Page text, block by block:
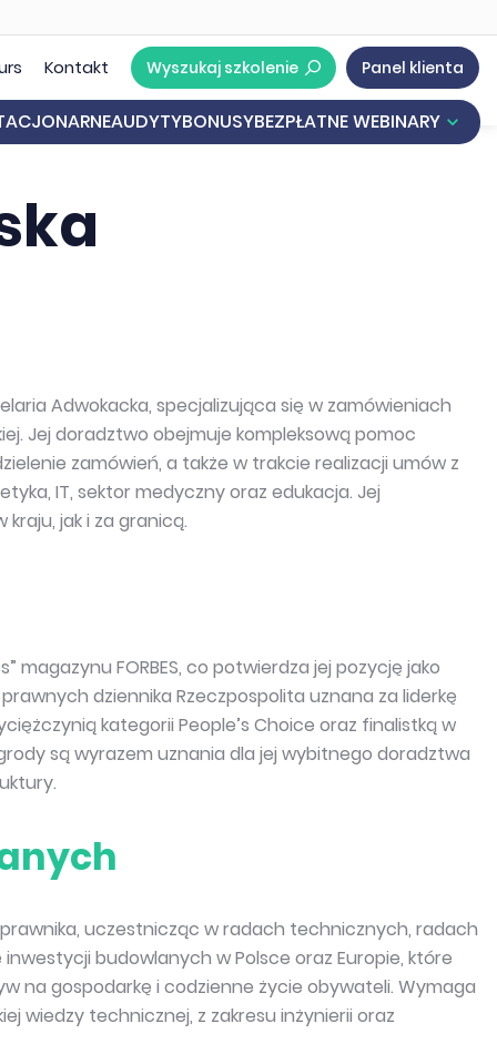
Kontakt Wyszukaj szkolenie Panel klienta
AUDYTYBONUSYBEZPŁATNE WEBINARY
Adwokacka, specjalizująca się w zamówieniach
Jej doradztwo obejmuje kompleksową pomoc
zamówień, a także w trakcie realizacji umów z
IT, sektor medyczny oraz edukacja. Jej
jak i za granicą.
magazynu FORBES, co potwierdza jej pozycję jako
dziennika Rzeczpospolita uznana za liderkę
kategorii People’s Choice oraz finalistką w
są wyrazem uznania dla jej wybitnego doradztwa
uczestnicząc w radach technicznych, radach
budowlanych w Polsce oraz Europie, które
na gospodarkę i codzienne życie obywateli. Wymaga
wiedzy technicznej, z zakresu inżynierii oraz